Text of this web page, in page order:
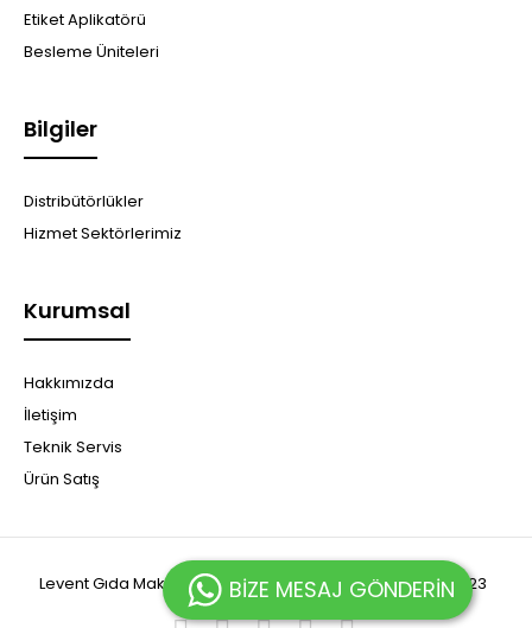
Etiket Aplikatörü
Besleme Üniteleri
Bilgiler
Distribütörlükler
Hizmet Sektörlerimiz
Kurumsal
Hakkımızda
İletişim
Teknik Servis
Ürün Satış
Levent Gıda Makina Sanayi ve Ticaret Limited Şirketi© 2023
BİZE MESAJ GÖNDERİN